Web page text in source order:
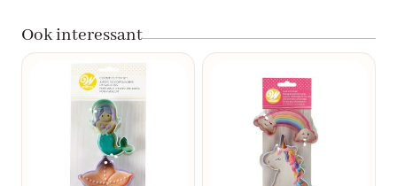
Ook interessant